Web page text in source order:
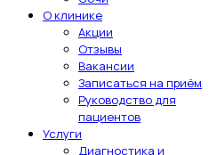
О клинике
Акции
Отзывы
Вакансии
Записаться на приём
Руководство для
пациентов
Услуги
Диагностика и